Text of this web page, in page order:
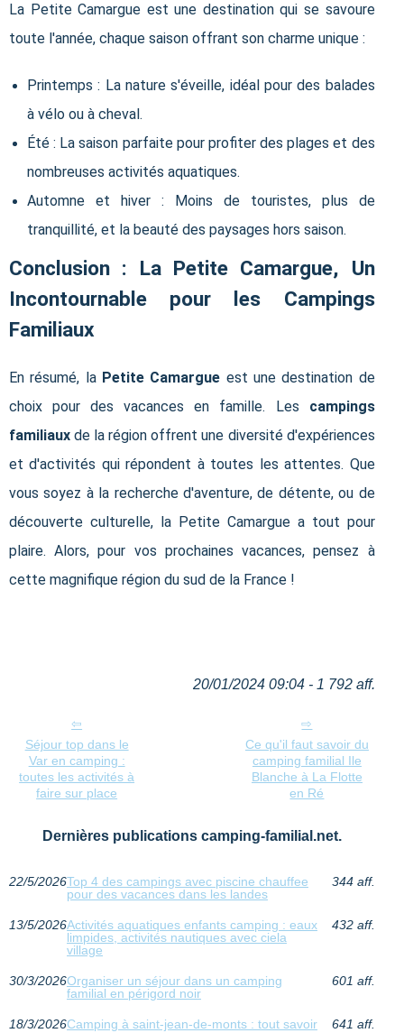
La Petite Camargue est une destination qui se savoure
toute l'année, chaque saison offrant son charme unique :
Printemps : La nature s'éveille, idéal pour des balades
à vélo ou à cheval.
Été : La saison parfaite pour profiter des plages et des
nombreuses activités aquatiques.
Automne et hiver : Moins de touristes, plus de
tranquillité, et la beauté des paysages hors saison.
Conclusion : La Petite Camargue, Un
Incontournable pour les Campings
Familiaux
En résumé, la Petite Camargue est une destination de
choix pour des vacances en famille. Les campings
familiaux de la région offrent une diversité d'expériences
et d'activités qui répondent à toutes les attentes. Que
vous soyez à la recherche d'aventure, de détente, ou de
découverte culturelle, la Petite Camargue a tout pour
plaire. Alors, pour vos prochaines vacances, pensez à
cette magnifique région du sud de la France !
20/01/2024 09:04 - 1 792 aff.
Séjour top dans le
Var en camping :
toutes les activités à
faire sur place
Ce qu'il faut savoir du
camping familial Ile
Blanche à La Flotte
en Ré
Dernières publications camping-familial.net.
22/5/2026Top 4 des campings avec piscine chauffee
pour des vacances dans les landes
344 aff.
13/5/2026Activités aquatiques enfants camping : eaux
limpides, activités nautiques avec ciela
village
432 aff.
30/3/2026Organiser un séjour dans un camping
familial en périgord noir
601 aff.
18/3/2026Camping à saint-jean-de-monts : tout savoir 641 aff.